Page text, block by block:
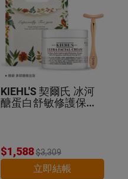
KIEHL'S 契爾氏 冰河
醣蛋白舒敏修護保濕
$1,588$3,309
立即結帳